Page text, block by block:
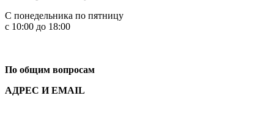
С понедельника по пятницу
с 10:00 до 18:00
По общим вопросам
АДРЕС И EMAIL